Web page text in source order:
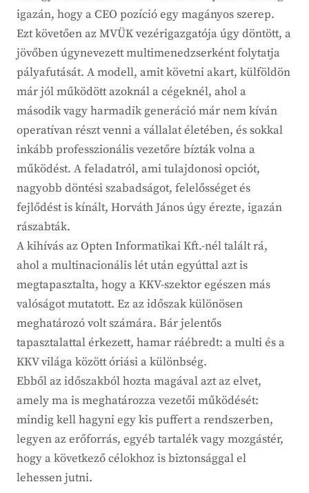
igazán, hogy a CEO pozíció egy magányos szerep.
Ezt követően az MVÜK vezérigazgatója úgy döntött, a
jövőben úgynevezett multimenedzserként folytatja
pályafutását. A modell, amit követni akart, külföldön
már jól működött azoknál a cégeknél, ahol a
második vagy harmadik generáció már nem kíván
operatívan részt venni a vállalat életében, és sokkal
inkább professzionális vezetőre bízták volna a
működést. A feladatról, ami tulajdonosi opciót,
nagyobb döntési szabadságot, felelősséget és
fejlődést is kínált, Horváth János úgy érezte, igazán
rászabták.
A kihívás az Opten Informatikai Kft.-nél talált rá,
ahol a multinacionális lét után egyúttal azt is
megtapasztalta, hogy a KKV-szektor egészen más
valóságot mutatott. Ez az időszak különösen
meghatározó volt számára. Bár jelentős
tapasztalattal érkezett, hamar ráébredt: a multi és a
KKV világa között óriási a különbség.
Ebből az időszakból hozta magával azt az elvet,
amely ma is meghatározza vezetői működését:
mindig kell hagyni egy kis puffert a rendszerben,
legyen az erőforrás, egyéb tartalék vagy mozgástér,
hogy a következő célokhoz is biztonsággal el
lehessen jutni.